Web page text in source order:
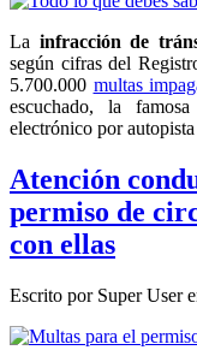
La infracción de
según cifras del
5.700.000 multas
escuchado, la
electrónico por
Atención
permiso de
con ellas
Escrito por Super User